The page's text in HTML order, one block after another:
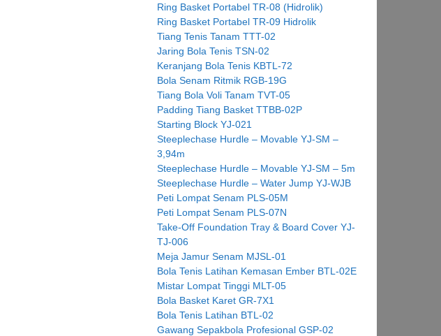
Ring Basket Portabel TR-08 (Hidrolik)
Ring Basket Portabel TR-09 Hidrolik
Tiang Tenis Tanam TTT-02
Jaring Bola Tenis TSN-02
Keranjang Bola Tenis KBTL-72
Bola Senam Ritmik RGB-19G
Tiang Bola Voli Tanam TVT-05
Padding Tiang Basket TTBB-02P
Starting Block YJ-021
Steeplechase Hurdle – Movable YJ-SM –
3,94m
Steeplechase Hurdle – Movable YJ-SM – 5m
Steeplechase Hurdle – Water Jump YJ-WJB
Peti Lompat Senam PLS-05M
Peti Lompat Senam PLS-07N
Take-Off Foundation Tray & Board Cover YJ-
TJ-006
Meja Jamur Senam MJSL-01
Bola Tenis Latihan Kemasan Ember BTL-02E
Mistar Lompat Tinggi MLT-05
Bola Basket Karet GR-7X1
Bola Tenis Latihan BTL-02
Gawang Sepakbola Profesional GSP-02